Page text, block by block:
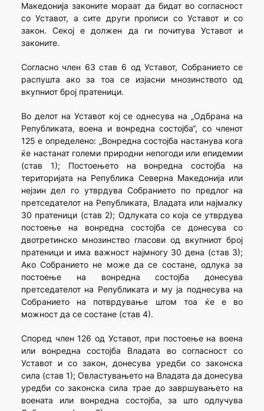
Македонија законите мораат да бидат во согласност
со Уставот, а сите други прописи со Уставот и со
закон. Секој е должен да ги почитува Уставот и
законите.
Согласно член 63 став 6 од Уставот, Собранието се
распушта ако за тоа се изјасни мнозинството од
вкупниот број пратеници.
Во делот на Уставот кој се однесува на „Одбрана на
Републиката, воена и вонредна состојба“, со членот
125 е определено: „Вонредна состојба настанува кога
ќе настанат големи природни непогоди или епидемии
(став 1); Постоењето на вонредна состојба на
територијата на Република Северна Македонија или
нејзин дел го утврдува Собранието по предлог на
претседателот на Републиката, Владата или најмалку
30 пратеници (став 2); Одлуката со која се утврдува
постоење на вонредна состојба се донесува со
двотретинско мнозинство гласови од вкупниот број
пратеници и има важност најмногу 30 дена (став 3);
Ако Собранието не може да се состане, одлука за
постоење на вонредна состојба донесува
претседателот на Републиката и му ја поднесува на
Собранието на потврдување штом тоа ќе е во
можност да се состане (став 4).
Според член 126 од Уставот, при постоење на воена
или вонредна состојба Владата во согласност со
Уставот и со закон, донесува уредби со законска
сила (став 1); Овластувањето на Владата да донесува
уредби со законска сила трае до завршувањето на
воената или вонредна состојба, за што одлучува